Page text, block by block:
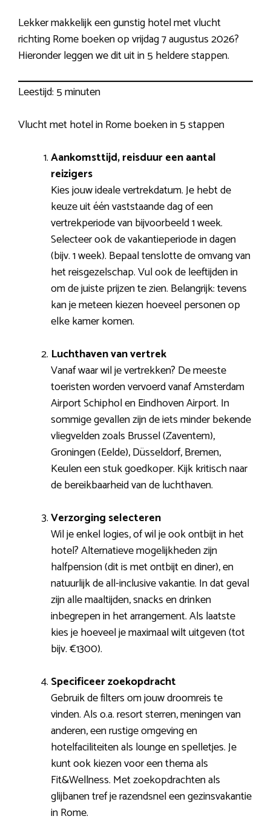
Lekker makkelijk een gunstig hotel met vlucht
richting Rome boeken op vrijdag 7 augustus 2026?
Hieronder leggen we dit uit in 5 heldere stappen.
Leestijd: 5 minuten
Vlucht met hotel in Rome boeken in 5 stappen
Aankomsttijd, reisduur een aantal
reizigers
Kies jouw ideale vertrekdatum. Je hebt de
keuze uit één vaststaande dag of een
vertrekperiode van bijvoorbeeld 1 week.
Selecteer ook de vakantieperiode in dagen
(bijv. 1 week). Bepaal tenslotte de omvang van
het reisgezelschap. Vul ook de leeftijden in
om de juiste prijzen te zien. Belangrijk: tevens
kan je meteen kiezen hoeveel personen op
elke kamer komen.
Luchthaven van vertrek
Vanaf waar wil je vertrekken? De meeste
toeristen worden vervoerd vanaf Amsterdam
Airport Schiphol en Eindhoven Airport. In
sommige gevallen zijn de iets minder bekende
vliegvelden zoals Brussel (Zaventem),
Groningen (Eelde), Düsseldorf, Bremen,
Keulen een stuk goedkoper. Kijk kritisch naar
de bereikbaarheid van de luchthaven.
Verzorging selecteren
Wil je enkel logies, of wil je ook ontbijt in het
hotel? Alternatieve mogelijkheden zijn
halfpension (dit is met ontbijt en diner), en
natuurlijk de all-inclusive vakantie. In dat geval
zijn alle maaltijden, snacks en drinken
inbegrepen in het arrangement. Als laatste
kies je hoeveel je maximaal wilt uitgeven (tot
bijv. €1300).
Specificeer zoekopdracht
Gebruik de filters om jouw droomreis te
vinden. Als o.a. resort sterren, meningen van
anderen, een rustige omgeving en
hotelfaciliteiten als lounge en spelletjes. Je
kunt ook kiezen voor een thema als
Fit&Wellness. Met zoekopdrachten als
glijbanen tref je razendsnel een gezinsvakantie
in Rome.